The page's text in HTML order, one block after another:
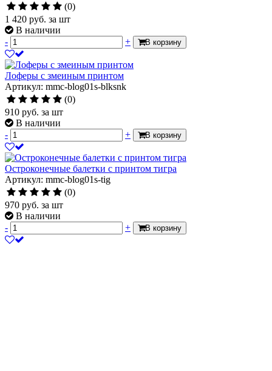
(0)
1 420 руб. за шт
В наличии
-
+ В корзину
Лоферы с змеиным принтом
Артикул: mmc-blog01s-blksnk
(0)
910 руб. за шт
В наличии
-
+ В корзину
Остроконечные балетки с принтом тигра
Артикул: mmc-blog01s-tig
(0)
970 руб. за шт
В наличии
-
+ В корзину